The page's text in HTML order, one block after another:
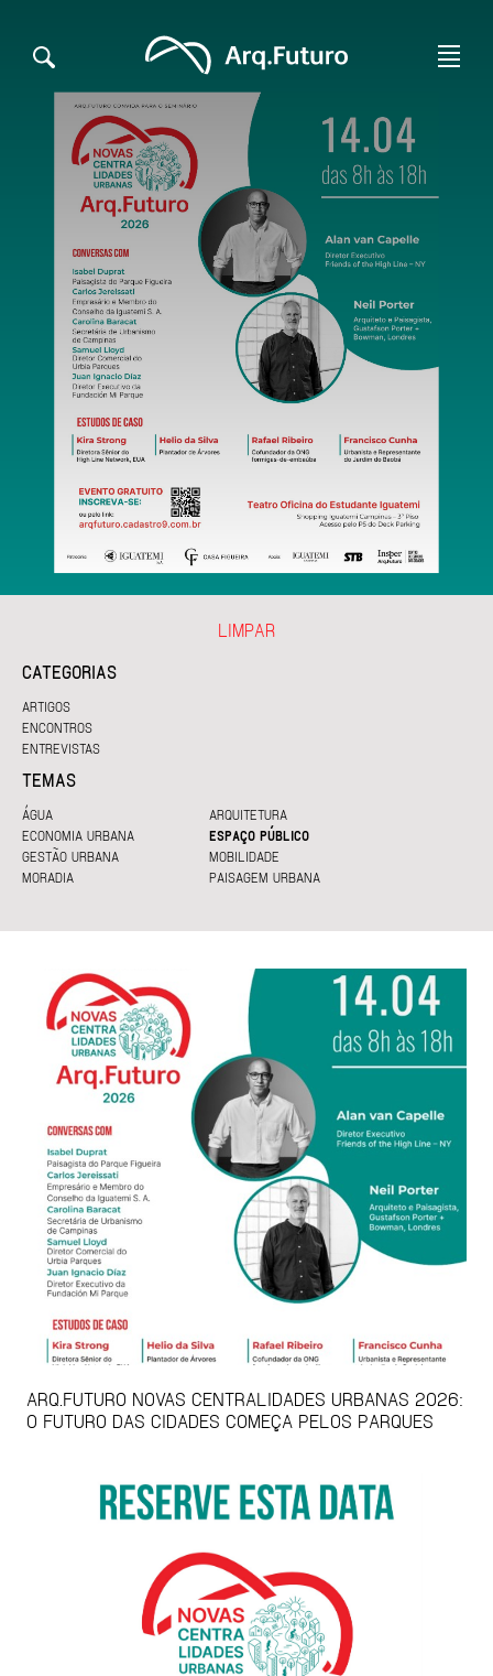
CATEGORIAS
ARTIGOS
ENCONTROS
ENTREVISTAS
TEMAS
ÁGUA
ARQUITETURA
ECONOMIA URBANA
ESPAÇO PÚBLICO
GESTÃO URBANA
MOBILIDADE
MORADIA
PAISAGEM URBANA
LIMPAR
ARQ.FUTURO NOVAS CENTRALIDADES URBANAS 2026:
O FUTURO DAS CIDADES COMEÇA PELOS PARQUES